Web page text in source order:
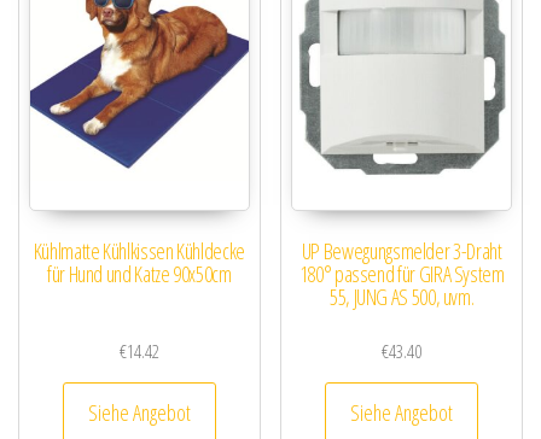
Kühlmatte Kühlkissen Kühldecke
für Hund und Katze 90x50cm
€14.42
Siehe Angebot
UP Bewegungsmelder 3-Draht
180° passend für GIRA System
55, JUNG AS 500, uvm.
€43.40
Siehe Angebot